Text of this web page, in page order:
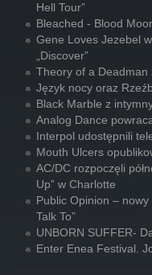
Hell Tour”
Bleached - Blood
Gene Loves Jezebel
„Discover”
Theory of a Deadman
Język nocy oraz
Black Marble z
Analog Dance
Interpol udostępnili
Mouth Ulcers
AC/DC rozpoczęli
Up” w Charlotte
Public Opinion –
Talk To”
UNBORN SUFFER-
Enter Enea Festival.